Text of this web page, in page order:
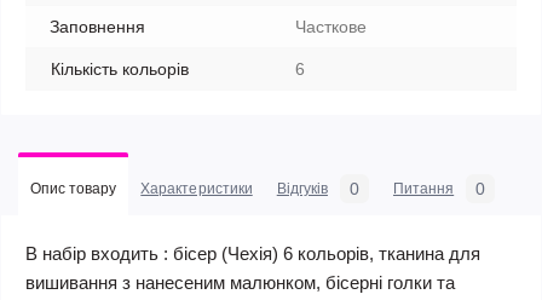
Заповнення Часткове
Кількість кольорів 6
Опис товару Характеристики Відгуків 0 Питання 0
В набір входить : бісер (Чехія) 6 кольорів, тканина для
вишивання з нанесеним малюнком, бісерні голки та